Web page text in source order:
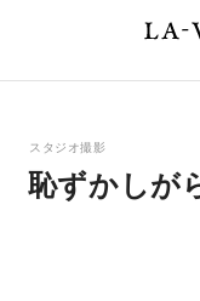
スタジオ撮影
恥ずかしが